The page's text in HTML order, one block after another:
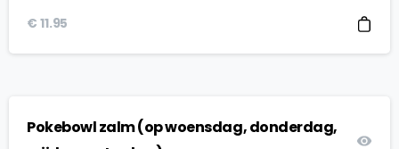
€ 11.95
Pokebowl zalm (op woensdag, donderdag,